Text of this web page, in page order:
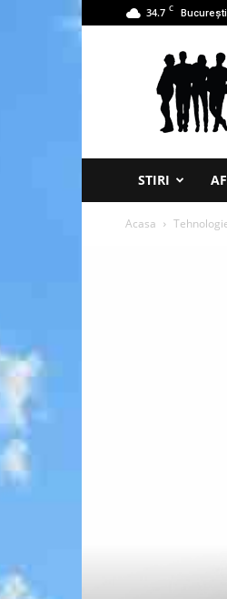
34.7 C București
Campus
STIRI
Acasa